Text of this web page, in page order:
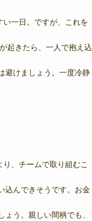
一日。ですが、これを
起きたら、一人で抱え込
避けましょう。一度冷静
、チームで取り組むこ
込んできそうです。お金
う。親しい間柄でも、